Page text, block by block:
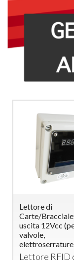
Monnayeur
Multipièces
Portes avec
Électriques
Système
Temporisée